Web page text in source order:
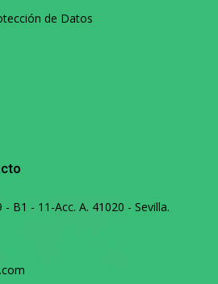
de Datos
B1 - 11-Acc. A. 41020 - Sevilla.